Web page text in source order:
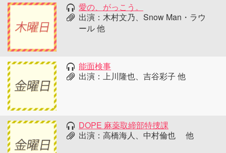
愛の、がっこう。
出演：木村文乃、Snow Man・ラウ
ール 他
能面検事
出演：上川隆也、吉谷彩子 他
DOPE 麻薬取締部特捜課
出演：高橋海人、中村倫也 他